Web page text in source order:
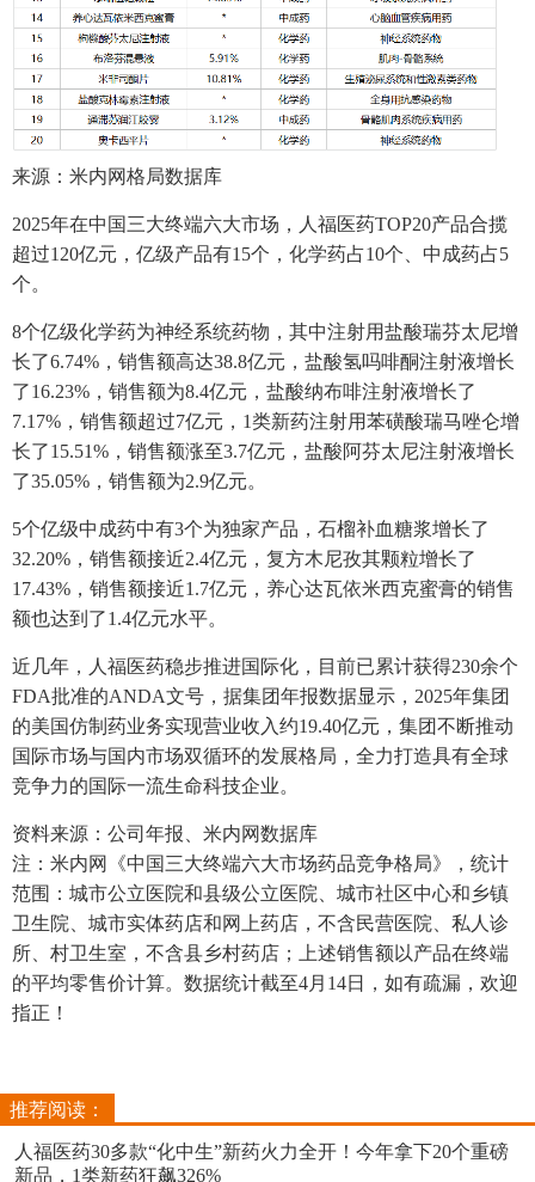
来源：米内网格局数据库
2025年在中国三大终端六大市场，人福医药TOP20产品合揽
超过120亿元，亿级产品有15个，化学药占10个、中成药占5
个。
8个亿级化学药为神经系统药物，其中注射用盐酸瑞芬太尼增
长了6.74%，销售额高达38.8亿元，盐酸氢吗啡酮注射液增长
了16.23%，销售额为8.4亿元，盐酸纳布啡注射液增长了
7.17%，销售额超过7亿元，1类新药注射用苯磺酸瑞马唑仑增
长了15.51%，销售额涨至3.7亿元，盐酸阿芬太尼注射液增长
了35.05%，销售额为2.9亿元。
5个亿级中成药中有3个为独家产品，石榴补血糖浆增长了
32.20%，销售额接近2.4亿元，复方木尼孜其颗粒增长了
17.43%，销售额接近1.7亿元，养心达瓦依米西克蜜膏的销售
额也达到了1.4亿元水平。
近几年，人福医药稳步推进国际化，目前已累计获得230余个
FDA批准的ANDA文号，据集团年报数据显示，2025年集团
的美国仿制药业务实现营业收入约19.40亿元，集团不断推动
国际市场与国内市场双循环的发展格局，全力打造具有全球
竞争力的国际一流生命科技企业。
资料来源：公司年报、米内网数据库
注：米内网《中国三大终端六大市场药品竞争格局》，统计
范围：城市公立医院和县级公立医院、城市社区中心和乡镇
卫生院、城市实体药店和网上药店，不含民营医院、私人诊
所、村卫生室，不含县乡村药店；上述销售额以产品在终端
的平均零售价计算。数据统计截至4月14日，如有疏漏，欢迎
指正！
推荐阅读：
人福医药30多款“化中生”新药火力全开！今年拿下20个重磅
新品，1类新药狂飙326%